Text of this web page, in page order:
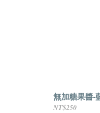
無加糖果醬-
NT$250